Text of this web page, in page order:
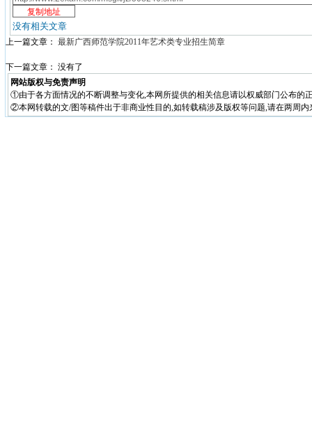
没有相关文章
上一篇文章： 最新广西师范学院2011年艺术类专业招生简章
下一篇文章： 没有了
网站版权与免责声明
①由于各方面情况的不断调整与变化,本网所提供的相关信息请以权威部门公布的
②本网转载的文/图等稿件出于非商业性目的,如转载稿涉及版权等问题,请在两周内